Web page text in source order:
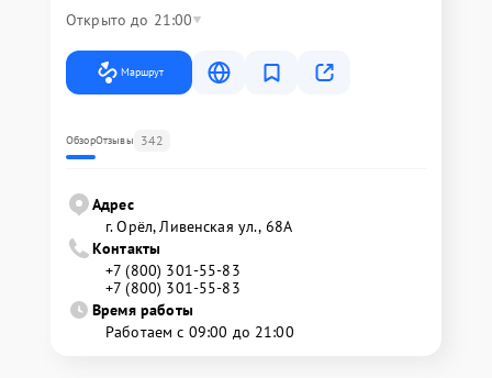
Открыто до 21:00
Маршрут
ОбзорОтзывы 342
Адрес
г. Орёл, Ливенская ул., 68А
Контакты
+7 (800) 301-55-83
+7 (800) 301-55-83
Время работы
Работаем с 09:00 до 21:00